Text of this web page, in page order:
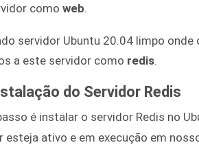
como web
servidor Ubuntu 20.04 limpo
a este servidor como redis
do Servidor Redis
é instalar o servidor Redis no
esteja ativo e em execução em